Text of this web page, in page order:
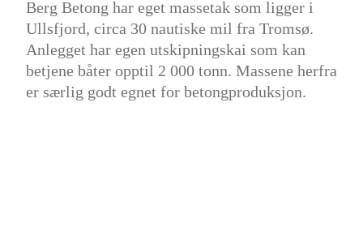
Berg Betong har eget massetak som ligger i
Ullsfjord, circa 30 nautiske mil fra Tromsø.
Anlegget har egen utskipningskai som kan
betjene båter opptil 2 000 tonn. Massene herfra
er særlig godt egnet for betongproduksjon.